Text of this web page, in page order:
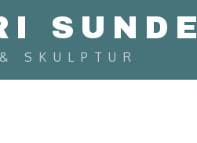
SUNDE
SKULPTUR